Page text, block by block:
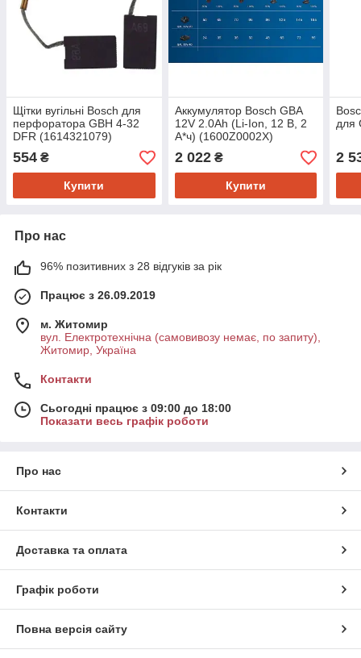
Щітки вугільні Bosch для
перфоратора GBH 4-32
DFR (1614321079)
554 ₴
Купити
Аккумулятор Bosch GBA
12V 2.0Ah (Li-Ion, 12 В, 2
А*ч) (1600Z0002X)
2 022₴
Купити
для
2
Про нас
96% позитивних з 28 відгуків за рік
Працює з 26.09.2019
м. Житомир
вул. Електротехнічна (самовивозу немає, по запиту),
Житомир, Україна
Контакти
Сьогодні працює з 09:00 до 18:00
Показати весь графік роботи
Про нас
Контакти
Доставка та оплата
Графік роботи
Повна версія сайту